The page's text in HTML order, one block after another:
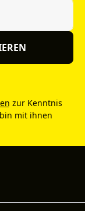
zur Kenntnis
mit ihnen